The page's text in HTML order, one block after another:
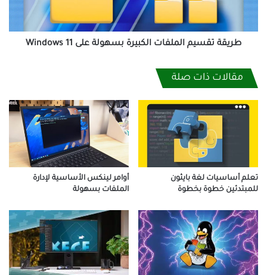
Windows
11
طريقة تقسيم الملفات الكبيرة بسهولة على Windows 11
مقالات ذات صلة
تعلم أساسيات لغة بايثون
للمبتدئين خطوة بخطوة
أوامر لينكس الأساسية لإدارة
الملفات بسهولة